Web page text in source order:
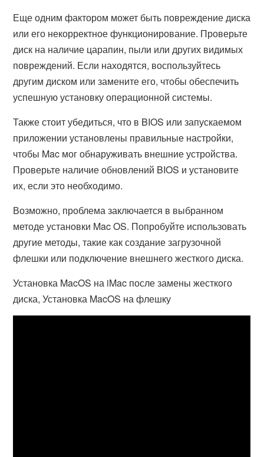
Еще одним фактором может быть повреждение диска
или его некорректное функционирование. Проверьте
диск на наличие царапин, пыли или других видимых
повреждений. Если находятся, воспользуйтесь
другим диском или замените его, чтобы обеспечить
успешную установку операционной системы.
Также стоит убедиться, что в BIOS или запускаемом
приложении установлены правильные настройки,
чтобы Mac мог обнаруживать внешние устройства.
Проверьте наличие обновлений BIOS и установите
их, если это необходимо.
Возможно, проблема заключается в выбранном
методе установки Mac OS. Попробуйте использовать
другие методы, такие как создание загрузочной
флешки или подключение внешнего жесткого диска.
Установка MacOS на iMac после замены жесткого
диска, Установка MacOS на флешку